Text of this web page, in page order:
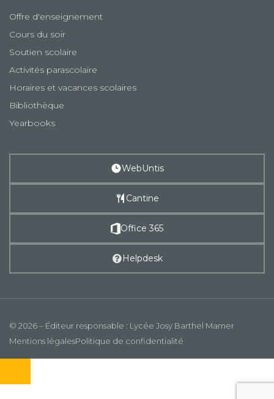
Offre d'enseignement
Cours du soir
Soutien scolaire
Activités parascolaire
Horaires et vacances scolaires
Bibliothèque
Yearbooks
WebUntis
Cantine
Office 365
Helpdesk
© 2026 – Éditeur responsable : Lycée Josy Barthel Mamer
Mentions légalesPolitique de confidentialité